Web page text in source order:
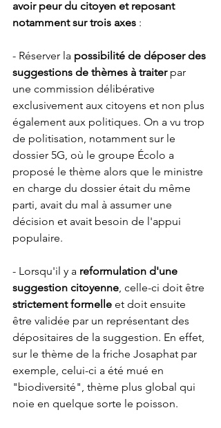
avoir peur du citoyen et reposant
notamment sur trois axes :
- Réserver la possibilité de déposer des
suggestions de thèmes à traiter par
une commission délibérative
exclusivement aux citoyens et non plus
également aux politiques. On a vu trop
de politisation, notamment sur le
dossier 5G, où le groupe Écolo a
proposé le thème alors que le ministre
en charge du dossier était du même
parti, avait du mal à assumer une
décision et avait besoin de l'appui
populaire.
- Lorsqu'il y a reformulation d'une
suggestion citoyenne , celle-ci doit être
strictement formelle et doit ensuite
être validée par un représentant des
dépositaires de la suggestion. En effet,
sur le thème de la friche Josaphat par
exemple, celui-ci a été mué en
"biodiversité", thème plus global qui
noie en quelque sorte le poisson.